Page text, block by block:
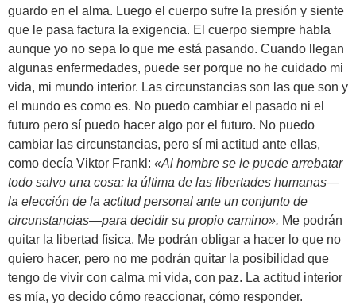
guardo en el alma. Luego el cuerpo sufre la presión y siente
que le pasa factura la exigencia. El cuerpo siempre habla
aunque yo no sepa lo que me está pasando. Cuando llegan
algunas enfermedades, puede ser porque no he cuidado mi
vida, mi mundo interior. Las circunstancias son las que son y
el mundo es como es. No puedo cambiar el pasado ni el
futuro pero sí puedo hacer algo por el futuro. No puedo
cambiar las circunstancias, pero sí mi actitud ante ellas,
como decía Viktor Frankl: «Al hombre se le puede arrebatar
todo salvo una cosa: la última de las libertades humanas—
la elección de la actitud personal ante un conjunto de
circunstancias—para decidir su propio camino». Me podrán
quitar la libertad física. Me podrán obligar a hacer lo que no
quiero hacer, pero no me podrán quitar la posibilidad que
tengo de vivir con calma mi vida, con paz. La actitud interior
es mía, yo decido cómo reaccionar, cómo responder.